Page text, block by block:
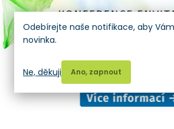
Odebírejte naše notifikace, aby
novinka.
Ano, zapnout
Ne, děkuji